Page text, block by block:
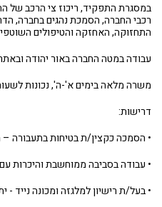
במסגרת התפקיד, ריכוז צי הרכב של
רכבי החברה, הסמכת נהגים בחברה,
התחזוקה, האחזקה והטיפולים
עבודה במטה החברה באור יהודה
משרה מלאה בימים א'-ה', נכונות
דרישות:
• הסמכה כקצין/ת בטיחות בתעבורה –
• עבודה בסביבה ממוחשבת והיכרות
• בעל/ת רישיון למלגזה ומכונה נייד -